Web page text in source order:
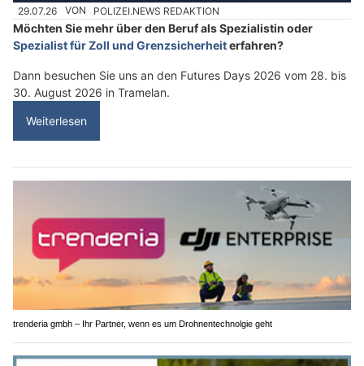
29.07.26 VON POLIZEI.NEWS REDAKTION
Möchten Sie mehr über den Beruf als Spezialistin oder
Spezialist für Zoll und Grenzsicherheiterfahren?
Dann besuchen Sie uns an den Futures Days 2026 vom 28. bis
30. August 2026 in Tramelan.
Weiterlesen
trenderia gmbh – Ihr Partner, wenn es um Drohnentechnolgie geht